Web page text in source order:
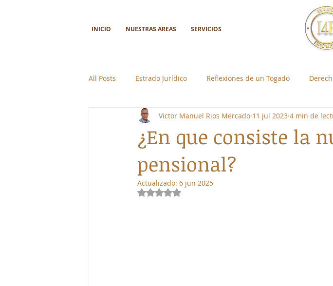
INICIO NUESTRAS AREAS SERVICIOS
All Posts Estrado Jurídico Reflexiones de un Togado
Ciencia y tecnología Colabora con Nosotros Control Social
¿En que consiste la
pensional?
Victor Manuel Rios Mercado 11 jul 2023 4 min de
Actualizado: 6 jun 2025
Obtuvo NaN de 5 estrellas.